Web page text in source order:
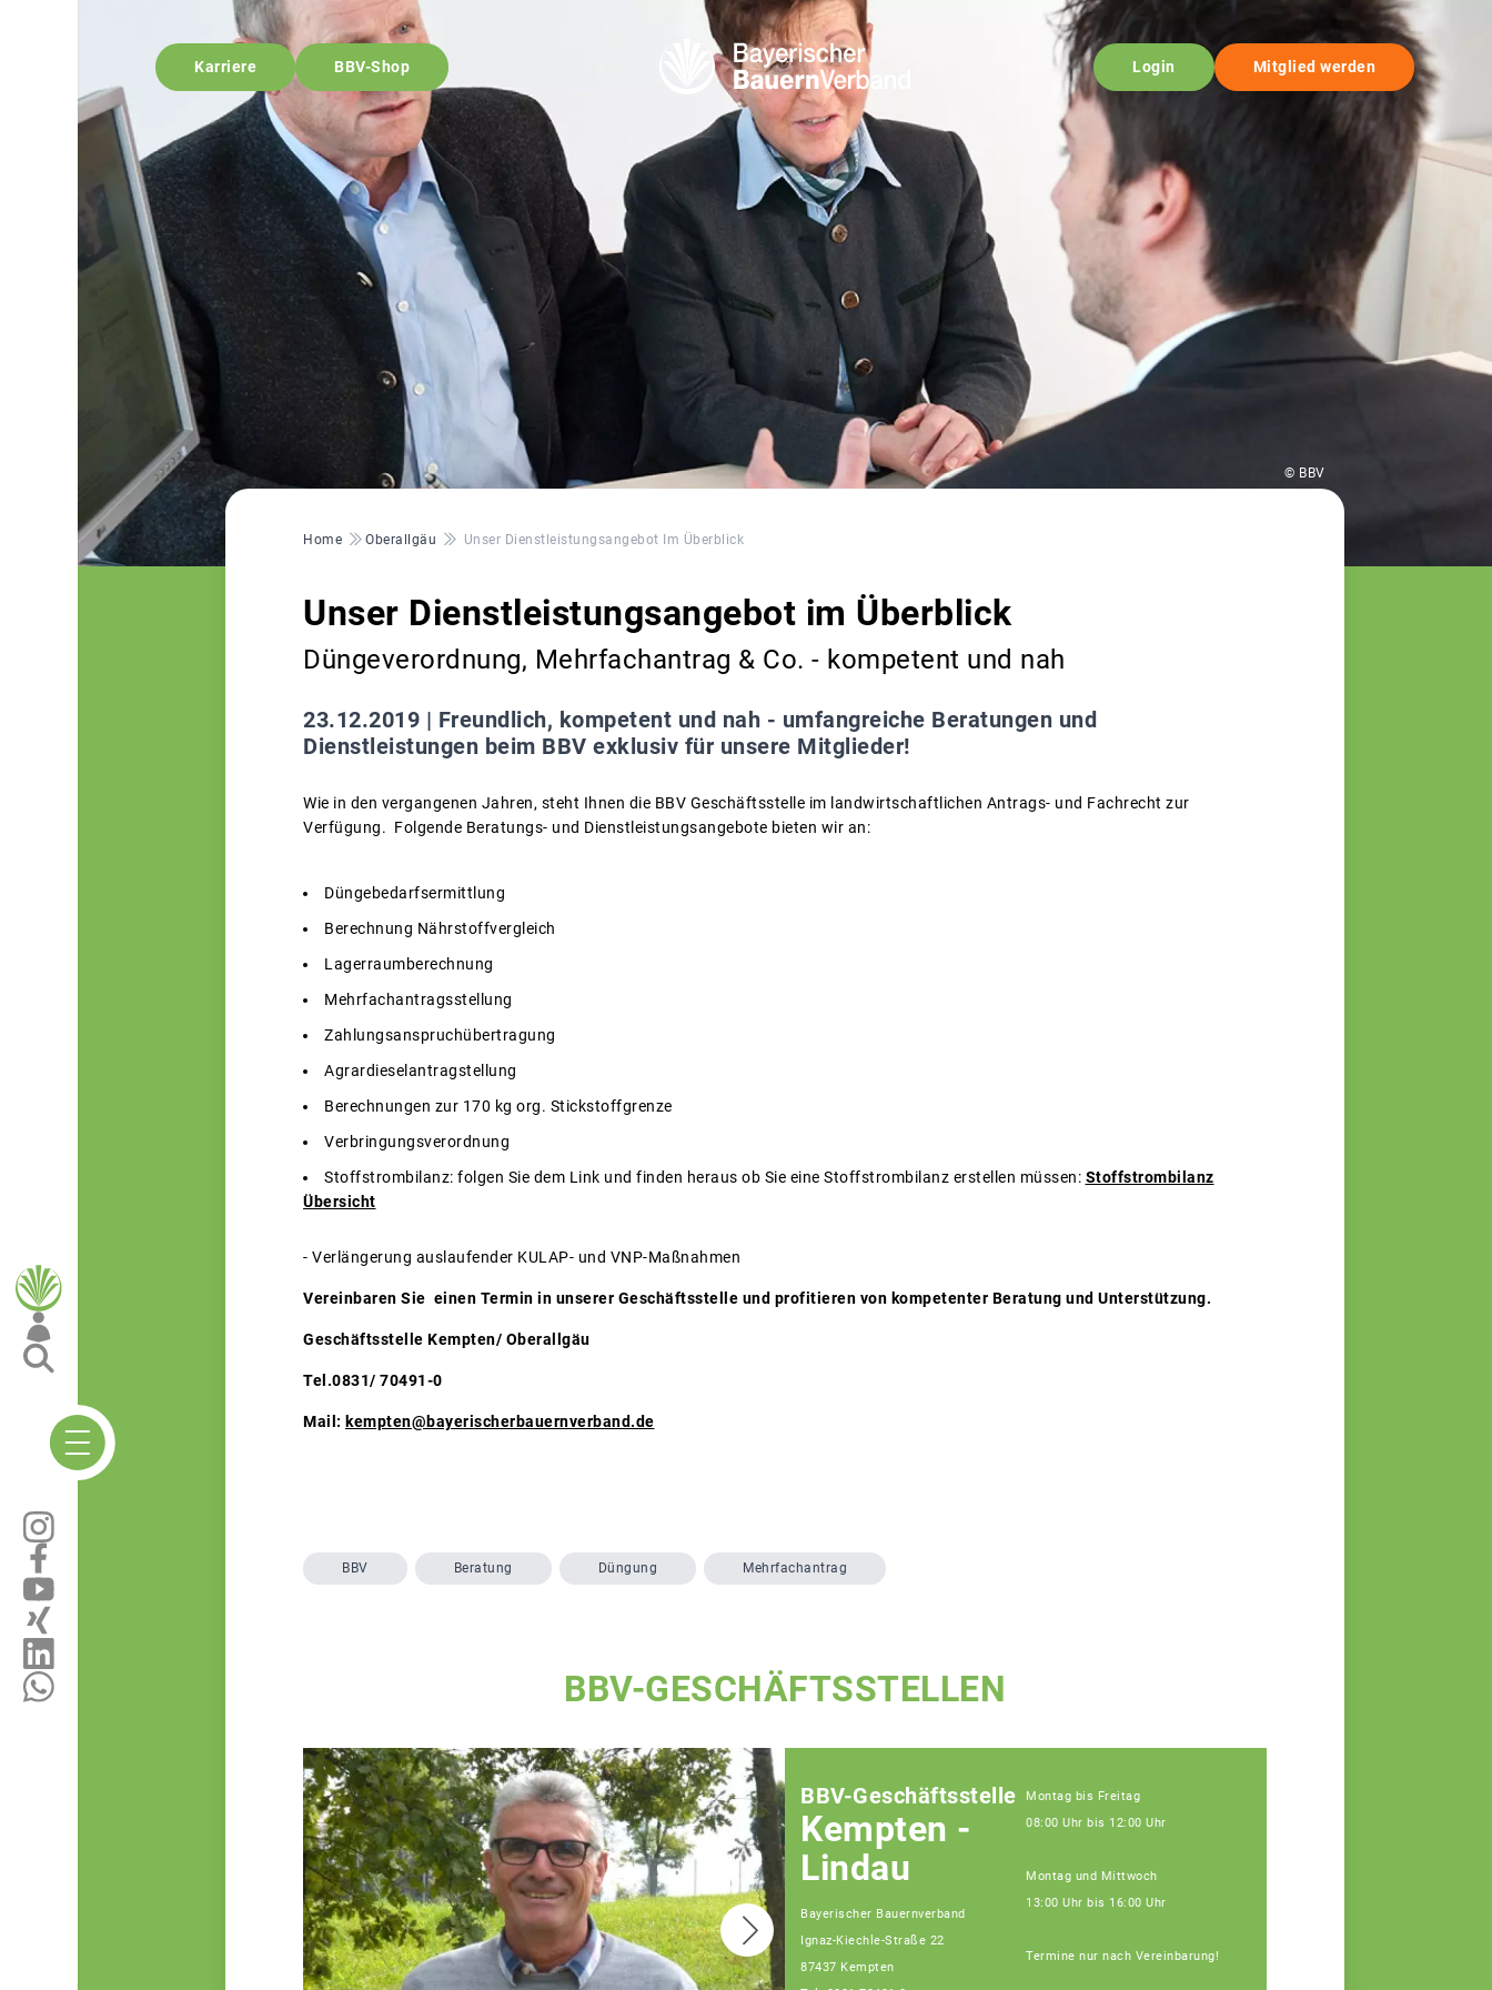
Karriere BBV-Shop Login Mitglied werden
© BBV
Pfadnavigation
Home Oberallgäu Unser Dienstleistungsangebot Im Überblick
Unser Dienstleistungsangebot im Überblick
Düngeverordnung, Mehrfachantrag & Co. - kompetent und nah
23.12.2019 | Freundlich, kompetent und nah - umfangreiche Beratungen und
Dienstleistungen beim BBV exklusiv für unsere Mitglieder!
Wie in den vergangenen Jahren, steht Ihnen die BBV Geschäftsstelle im landwirtschaftlichen Antrags- und Fachrecht zur
Verfügung. Folgende Beratungs- und Dienstleistungsangebote bieten wir an:
Düngebedarfsermittlung
Berechnung Nährstoffvergleich
Lagerraumberechnung
Mehrfachantragsstellung
Zahlungsanspruchübertragung
Agrardieselantragstellung
Berechnungen zur 170 kg org. Stickstoffgrenze
Verbringungsverordnung
Stoffstrombilanz: folgen Sie dem Link und finden heraus ob Sie eine Stoffstrombilanz erstellen müssen: Stoffstrombilanz
Übersicht
- Verlängerung auslaufender KULAP- und VNP-Maßnahmen
Vereinbaren Sie einen Termin in unserer Geschäftsstelle und profitieren von kompetenter Beratung und Unterstützung.
Geschäftsstelle Kempten/ Oberallgäu
Tel.0831/ 70491-0
Mail: kempten@bayerischerbauernverband.de
BBV Beratung Düngung Mehrfachantrag
BBV-GESCHÄFTSSTELLEN
BBV-Geschäftsstelle
Kempten -
Lindau
Bayerischer Bauernverband
Ignaz-Kiechle-Straße 22
87437 Kempten
Montag bis Freitag
08:00 Uhr bis 12:00 Uhr
Montag und Mittwoch
13:00 Uhr bis 16:00 Uhr
Termine nur nach Vereinbarung!